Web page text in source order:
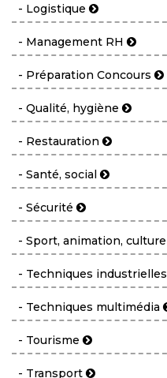
- Logistique
- Management RH
- Préparation Concours
- Qualité, hygiène
- Restauration
- Santé, social
- Sécurité
- Sport, animation, culture
- Techniques industrielles
- Techniques multimédia
- Tourisme
- Transport